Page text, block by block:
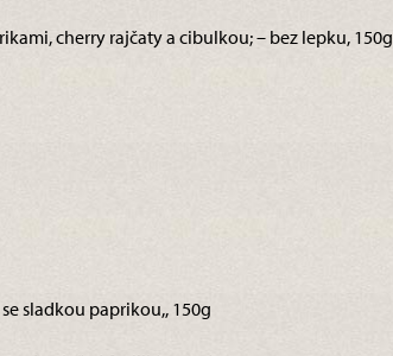
cherry rajčaty a cibulkou; – bez lepku, 150g
sladkou paprikou,, 150g